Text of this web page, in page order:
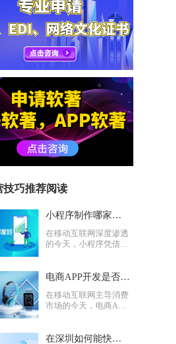
技巧推荐阅读
小程序制作哪家好？科名网络用专业筑牢企业数字化根基
在移动互联网深度渗透
的今天，小程序凭借轻
打通线上渠道、沉淀私
论是初创商户还是成熟
企业，都纷纷布局小程
电商APP开发是否要多做营销功能
在移动互联网主导消费
市场的今天，电商APP
体。不少企业在开发电
在深圳如何能快速找到一家优质的软件定制外包公司